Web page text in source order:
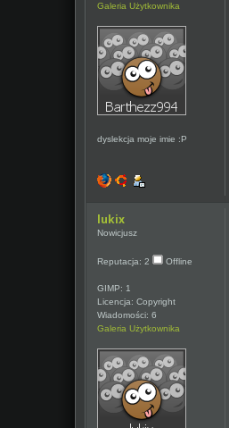
Galeria Użytkownika
dyslekcja moje imie :P
lukix
Nowicjusz
Reputacja: 2 Offline
GIMP: 1
Licencja: Copyright
Wiadomości: 6
Galeria Użytkownika